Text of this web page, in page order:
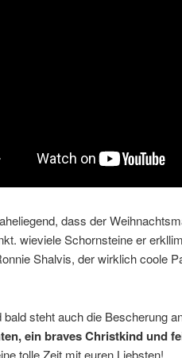
dass der
wieviele Schornsteine er
Shalvis, der wirklich coole
bald steht auch die Bescherung
ein braves Christkind und
tolle Zeit mit euren Liebsten!